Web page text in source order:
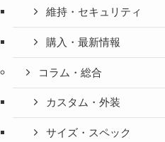
維持・セキュリティ
購入・最新情報
コラム・総合
カスタム・外装
サイズ・スペック